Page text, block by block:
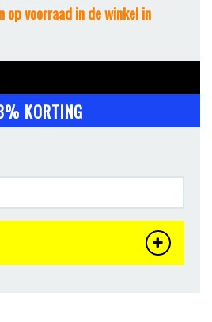
op voorraad in de winkel in
KORTING